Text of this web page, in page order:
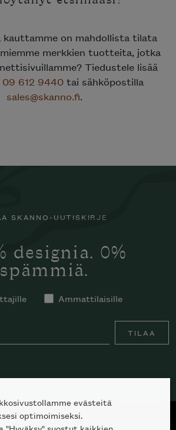
merkkien tuotteita, jotka
Tiedustele lisää
09 612 9440tai sähköpostilla
sales@skanno.fi.
SKANNO-UUTISKIRJE
designia. 0%
spämmiä.
Ammattilaisille
TILAA
Minotti’n katalogin
evästeitä
optimoimiseksi.